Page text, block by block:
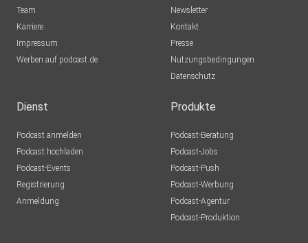
Team
Karriere
Impressum
Werben auf podcast.de
Newsletter
Kontakt
Presse
Nutzungsbedingungen
Datenschutz
Dienst
Podcast anmelden
Podcast hochladen
Podcast-Events
Registrierung
Anmeldung
Produkte
Podcast-Beratung
Podcast-Jobs
Podcast-Push
Podcast-Werbung
Podcast-Agentur
Podcast-Produktion